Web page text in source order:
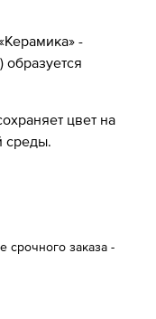
-
цвет на
среды.
срочного заказа -